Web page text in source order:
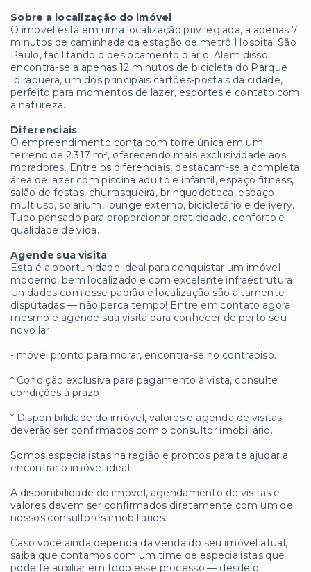
Sobre a localização do imóvel
O imóvel está em uma localização privilegiada, a apenas 7
minutos de caminhada da estação de metrô Hospital São
Paulo, facilitando o deslocamento diário. Além disso,
encontra-se a apenas 12 minutos de bicicleta do Parque
Ibirapuera, um dos principais cartões-postais da cidade,
perfeito para momentos de lazer, esportes e contato com
a natureza.
Diferenciais
O empreendimento conta com torre única em um
terreno de 2.317 m², oferecendo mais exclusividade aos
moradores. Entre os diferenciais, destacam-se a completa
área de lazer com piscina adulto e infantil, espaço fitness,
salão de festas, churrasqueira, brinquedoteca, espaço
multiuso, solarium, lounge externo, bicicletário e delivery.
Tudo pensado para proporcionar praticidade, conforto e
qualidade de vida.
Agende sua visita
Esta é a oportunidade ideal para conquistar um imóvel
moderno, bem localizado e com excelente infraestrutura.
Unidades com esse padrão e localização são altamente
disputadas — não perca tempo! Entre em contato agora
mesmo e agende sua visita para conhecer de perto seu
novo lar
-imóvel pronto para morar, encontra-se no contrapiso.
* Condição exclusiva para pagamento à vista, consulte
condições à prazo.
* Disponibilidade do imóvel, valores e agenda de visitas
deverão ser confirmados com o consultor imobiliário.
Somos especialistas na região e prontos para te ajudar a
encontrar o imóvel ideal.
A disponibilidade do imóvel, agendamento de visitas e
valores devem ser confirmados diretamente com um de
nossos consultores imobiliários.
Caso você ainda dependa da venda do seu imóvel atual,
saiba que contamos com um time de especialistas que
pode te auxiliar em todo esse processo — desde o